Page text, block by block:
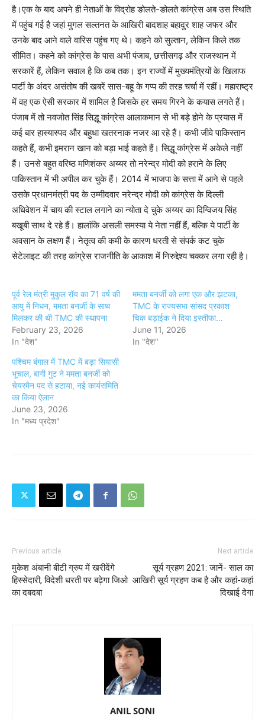
है।एक के बाद अपने ही नेताओं के विद्रोह ङोलते-ङोलते कांग्रेस अब उस स्थिति
में पहुंच गई है जहां मुगल सल्तनत के आखिरी बादशाह बहादुर शाह जफर और
उनके बाद आने वाले वारिस पहुंच गए थे। कहने को सुल्तान, लेकिन किले तक
सीमित। कहने को कांग्रेस के पास अभी पंजाब, छत्तीसगढ़ और राजस्थान में
सरकारें हैं, लेकिन सवाल है कि कब तक। इन राज्यों में मुख्यमंत्रियों के खिलाफ
पार्टी के अंदर असंतोष की खबरें सास-बहू के गप्प की तरह चर्चा में रहीं। महाराष्ट्र
में वह एक ऐसी सरकार में शामिल है जिसके हर समय गिरने के कयास लगते हैं।
पंजाब में तो नवजोत सिंह सिद्धू कांग्रेस आलाकमान से भी बड़े होने के प्रयास में
कई बार हास्यास्पद और बहुधा खतरनाक नजर आ रहे हैं। कभी जीवे पाकिस्तान
कहते हैं, कभी इमरान खान को बड़ा भाई कहते हैं। सिद्धू कांग्रेस में अकेले नहीं
हैं। उनसे बहुत वरिष्ठ मणिशंकर अय्यर तो नरेन्द्र मोदी को हराने के लिए
पाकिस्तान में भी अपील कर चुके हैं। 2014 में भाजपा के सत्ता में आने से पहले
उसके प्रधानमंत्री पद के उम्मीदवार नरेन्द्र मोदी को कांग्रेस के दिल्ली
अधिवेशन में चाय की स्टाल लगाने का न्योता दे चुके अय्यर का दिग्विजय सिंह
बखूबी साथ दे रहे हैं। हालांकि असली समस्या ये नेता नहीं हैं, बल्कि ये पार्टी के
अवसान के लक्षण हैं। नेतृत्व की कमी के कारण धरती से संपर्क कट चुके
सेटेलाइट की तरह कांग्रेस राजनीति के आकाश में निरुद्देश्य चक्कर लगा रही है।
पूर्व रेल मंत्री मुकुल रॉय का 71 वर्ष की
आयु में निधन, ममता बनर्जी के साथ
मिलकर की थी TMC की स्थापना
February 23, 2026
In "देश"
ममता बनर्जी को लगा एक और झटका,
TMC के राज्यसभा सांसद प्रकाश
चिक बड़ाईक ने दिया इस्तीफा…
June 11, 2026
In "देश"
पश्चिम बंगाल में TMC में बड़ा सियासी
भूचाल, बागी गुट ने ममता बनर्जी को
चेयरमैन पद से हटाया, नई कार्यसमिति
का किया ऐलान
June 23, 2026
In "मध्य प्रदेश"
Previous article
मुकेश अंबानी बीटी ग्रुप में खरीदेंगे
हिस्सेदारी, विदेशी धरती पर बढ़ेगा जिओ
का दबदबा
Next article
सूर्य ग्रहण 2021: जानें- साल का
आखिरी सूर्य ग्रहण कब है और कहां-कहां
दिखाई देगा
ANIL SONI